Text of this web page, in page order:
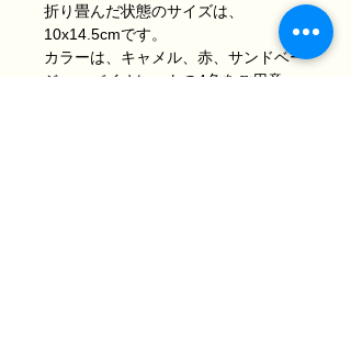
折り畳んだ状態のサイズは、
10x14.5cmです。
カラーは、キャメル、赤、サンドベー
ジュ、バイオレットの4色を ご用意